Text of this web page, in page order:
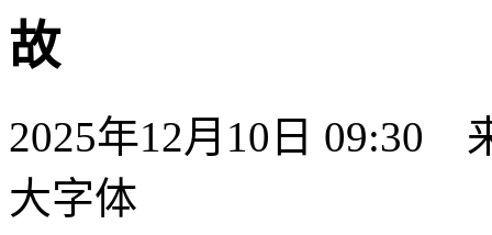
故
2025年12月10日 09:30
大字体